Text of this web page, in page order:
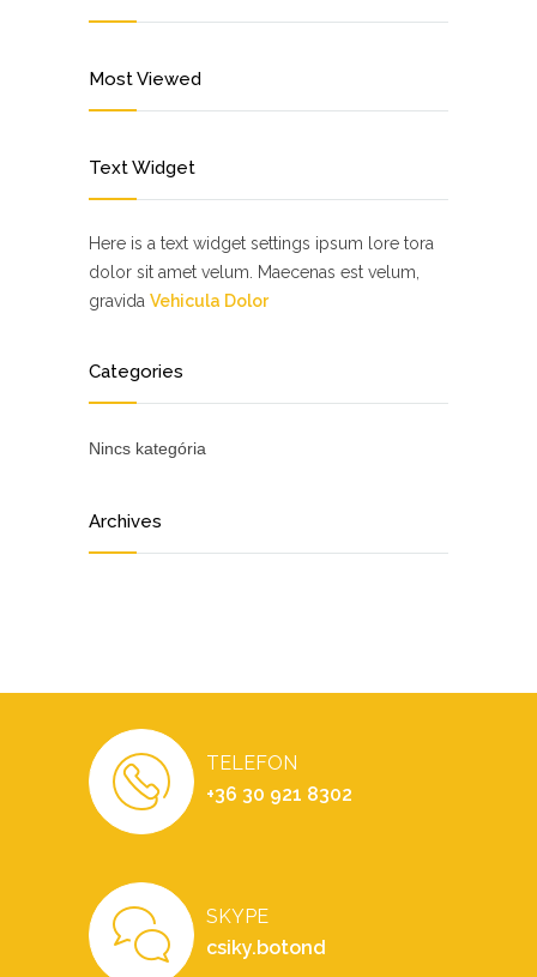
Most Viewed
Text Widget
Here is a text widget settings ipsum lore tora
dolor sit amet velum. Maecenas est velum,
gravida Vehicula Dolor
Categories
Nincs kategória
Archives
TELEFON
+36 30 921 8302
SKYPE
csiky.botond